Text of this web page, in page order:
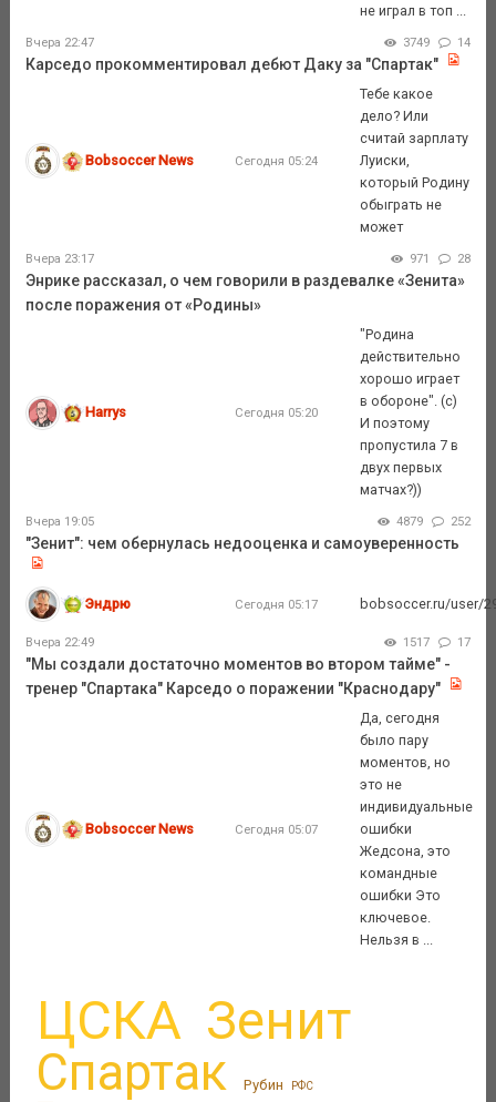
не играл в топ ...
Вчера 22:47 3749 14
Карседо прокомментировал дебют Даку за "Спартак"
Bobsoccer News Сегодня 05:24
Тебе какое
дело? Или
считай зарплату
Луиски,
который Родину
обыграть не
может
Вчера 23:17 971 28
Энрике рассказал, о чем говорили в раздевалке «Зенита»
после поражения от «Родины»
Harrys Сегодня 05:20
"Родина
действительно
хорошо играет
в обороне". (с)
И поэтому
пропустила 7 в
двух первых
матчах?))
Вчера 19:05 4879 252
"Зенит": чем обернулась недооценка и самоуверенность
Эндрю Сегодня 05:17 bobsoccer.ru/user/
Вчера 22:49 1517 17
"Мы создали достаточно моментов во втором тайме" -
тренер "Спартака" Карседо о поражении "Краснодару"
Bobsoccer News Сегодня 05:07
Да, сегодня
было пару
моментов, но
это не
индивидуальные
ошибки
Жедсона, это
командные
ошибки Это
ключевое.
Нельзя в ...
ЦСКА Зенит
Спартак Рубин РФС